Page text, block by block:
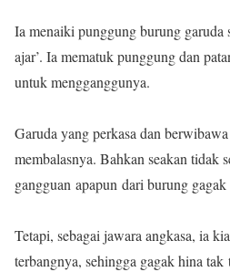
Ia menaiki punggung burung garuda
ajar’. Ia mematuk punggung dan
untuk mengganggunya.
Garuda yang perkasa dan
membalasnya. Bahkan seakan tidak
gangguan apapun dari burung
Tetapi, sebagai jawara angkasa, ia
terbangnya, sehingga gagak hina